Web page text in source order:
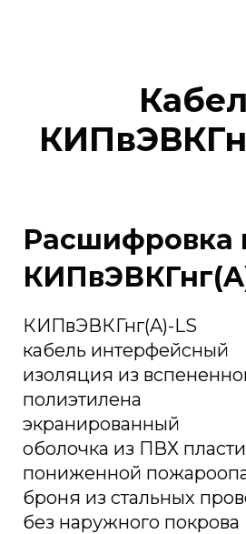
Расшифровка
КИПвЭВКГнг(A)-LS
кабель интерфейсный
изоляция из
полиэтилена
экранированный
оболочка из ПВХ
пониженной
броня из стальных
без наружного покрова